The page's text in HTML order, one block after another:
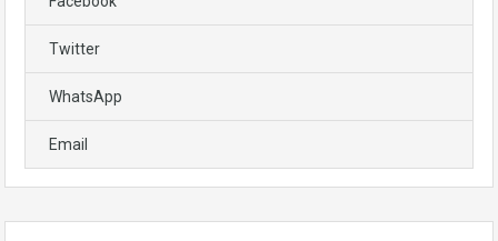
Twitter
WhatsApp
Email